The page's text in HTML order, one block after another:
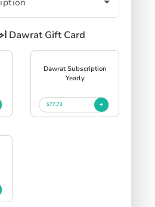
اختر منتجات Dawrat Gift Card
Dawrat Subscription
Yearly
$77.73